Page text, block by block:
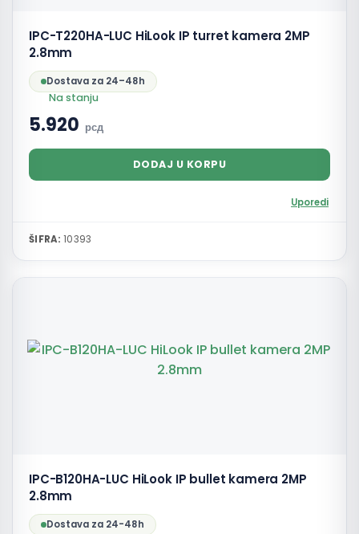
IPC-T220HA-LUC HiLook IP turret kamera 2MP
2.8mm
Dostava za 24–48h
Na stanju
5.920 рсд
DODAJ U KORPU
Uporedi
ŠIFRA: 10393
IPC-B120HA-LUC HiLook IP bullet kamera 2MP
2.8mm
Dostava za 24-48h